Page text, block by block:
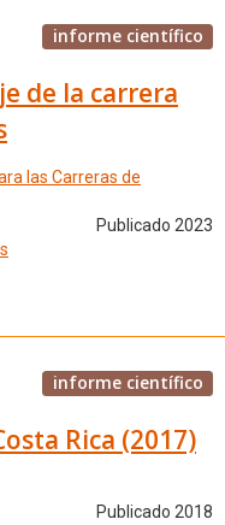
informe científico
de la carrera
las Carreras de
Publicado 2023
informe científico
Rica (2017)
Publicado 2018